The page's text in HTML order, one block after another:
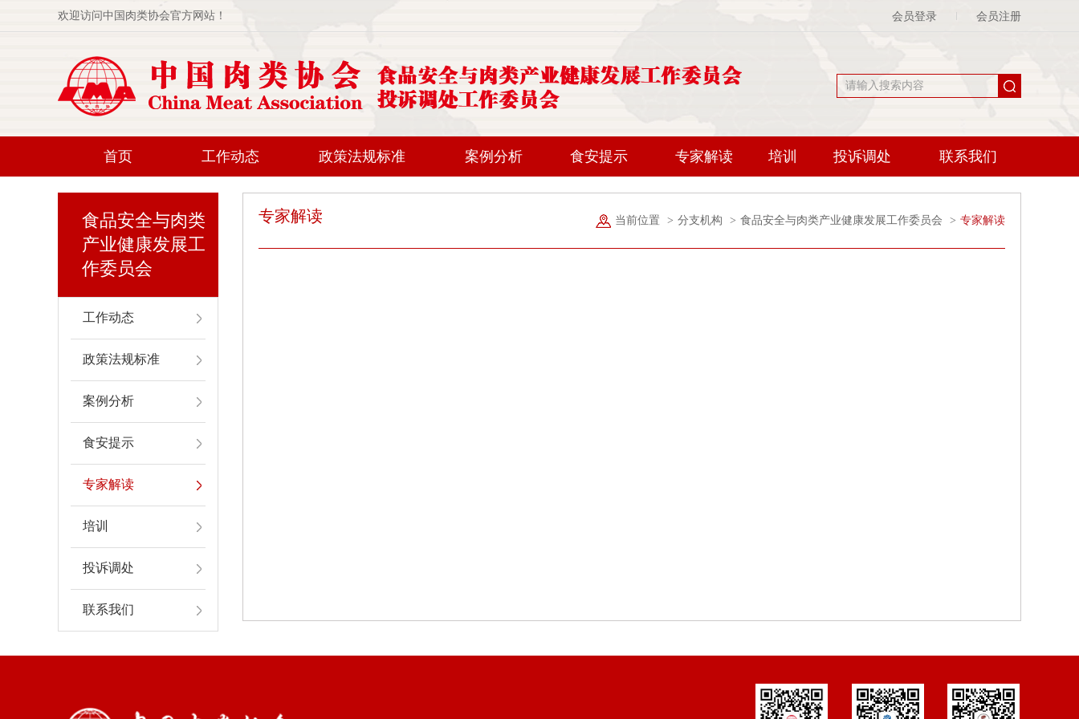
欢迎访问中国肉类协会官方网站！ 会员登录 会员注册
首页 工作动态 政策法规标准 案例分析 食安提示 专家解读 培训 投诉调处 联系我们
食品安全与肉类
产业健康发展工
作委员会
工作动态
政策法规标准
案例分析
食安提示
专家解读
培训
投诉调处
联系我们
专家解读 当前位置 > 分支机构 > 食品安全与肉类产业健康发展工作委员会 > 专家解读